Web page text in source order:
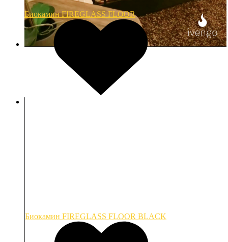
Биокамин FIREGLASS FLOOR
Биокамин FIREGLASS FLOOR BLACK